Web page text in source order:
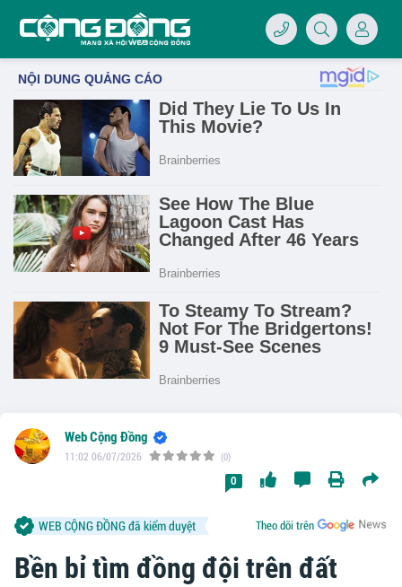
Bền bỉ tìm đồng đội trên đất
Web Cộng Đồng
11:02 06/07/2026 (0)
0
Theo dõi trên
WEB CỘNG ĐỒNG đã kiểm duyệt
07/LOGO-